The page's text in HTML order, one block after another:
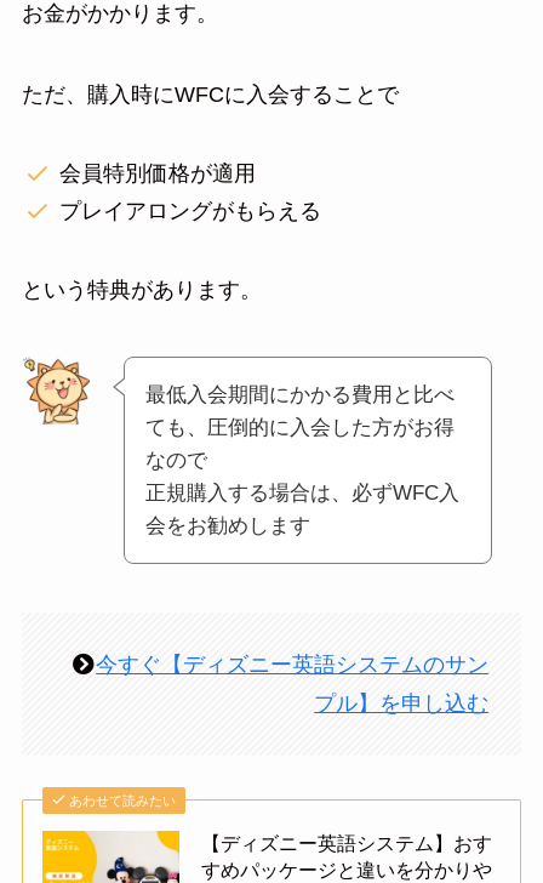
お金がかかります。
ただ、購入時にWFCに入会することで
会員特別価格が適用
プレイアロングがもらえる
という特典があります。
最低入会期間にかかる費用と比べ
ても、圧倒的に入会した方がお得
なので
正規購入する場合は、必ずWFC入
会をお勧めします
今すぐ【ディズニー英語システムのサン
プル】を申し込む
あわせて読みたい
【ディズニー英語システム】おす
すめパッケージと違いを分かりや